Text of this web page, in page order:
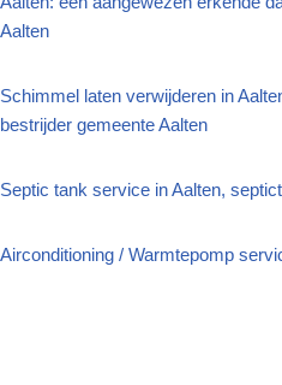
Aalten
Schimmel laten verwijderen in
bestrijder gemeente Aalten
Septic tank service in Aalten,
Airconditioning / Warmtepomp